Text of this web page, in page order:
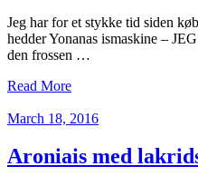
Jeg har for et stykke tid siden
hedder Yonanas ismaskine –
den frossen …
Read More
March 18, 2016
Aroniais med